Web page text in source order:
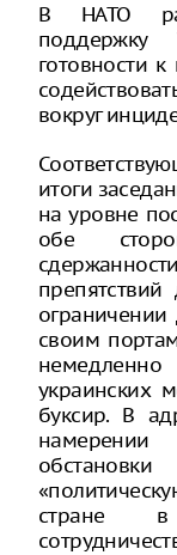
В НАТО
готовности
вокруг
итоги
на уровне
обе
ограничении
своим
украинских
буксир. В
стране в